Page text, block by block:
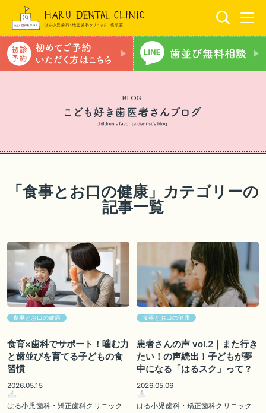
「食事とお口の健康」カテゴリーの
記事一覧
食事とお口の健康
食育×歯科でサポート！噛む力
と歯並びを育てる子どもの食
習慣
2026.05.15
はる小児歯科・矯正歯科クリニック
食事とお口の健康
患者さんの声 vol.2｜また行き
たい！の声続出！子どもが夢
中になる「はるスク」って？
2026.05.06
はる小児歯科・矯正歯科クリニック